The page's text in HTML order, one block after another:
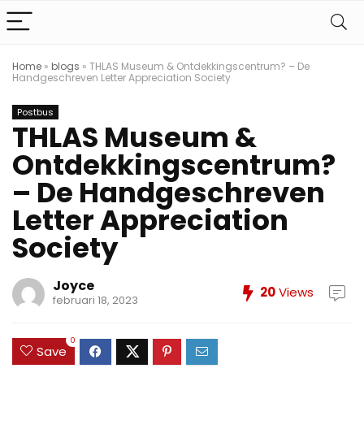
Home » blogs » THLAS Museum & Ontdekkingscentrum? – De
Handgeschreven Letter Appreciation Society
Postbus
THLAS Museum &
Ontdekkingscentrum?
– De Handgeschreven
Letter Appreciation
Society
Joyce
februari 18, 2023 20Views
Save
0